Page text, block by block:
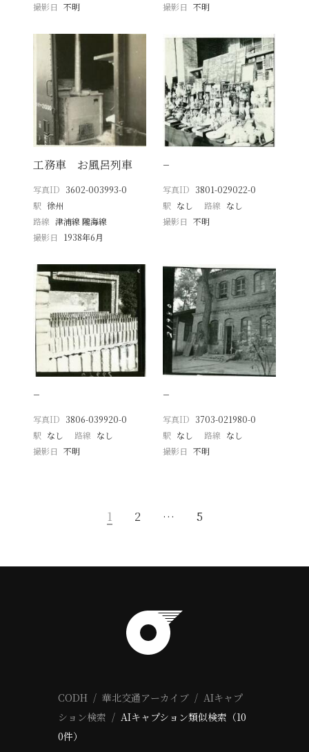
撮影日
不明
撮影日 不明
工務車 お風呂列車
写真ID 3602-003993-0
駅 徐州
路線 津浦線 隴海線
撮影日
1938年6月
−
写真ID 3801-029022-0
駅 なし 路線 なし
撮影日 不明
−
写真ID 3806-039920-0
駅 なし 路線 なし
撮影日
不明
−
写真ID 3703-021980-0
駅 なし 路線 なし
撮影日 不明
1 2 … 5
CODH 華北交通アーカイブ
AIキャプ
ション検索
AIキャプション類似検索（10
0件）